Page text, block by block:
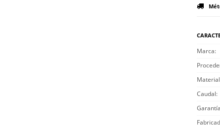
Marca
Material
Caudal
Garantía